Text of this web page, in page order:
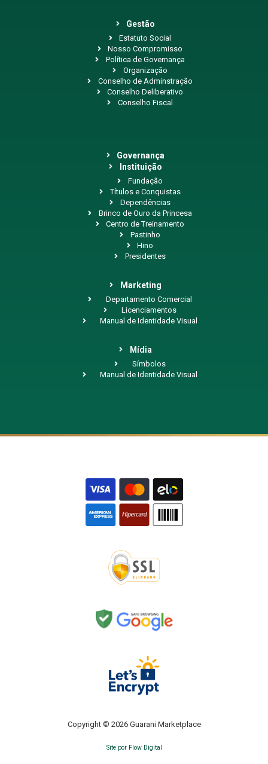
Gestão
Estatuto Social
Nosso Compromisso
Política de Governança
Organização
Conselho de Adminstração
Conselho Deliberativo
Conselho Fiscal
Governança
Instituição
Fundação
Títulos e Conquistas
Dependências
Brinco de Ouro da Princesa
Centro de Treinamento
Pastinho
Hino
Presidentes
Marketing
Departamento Comercial
Licenciamentos
Manual de Identidade Visual
Mídia
Símbolos
Manual de Identidade Visual
Copyright © 2026 Guarani Marketplace
Site por Flow Digital